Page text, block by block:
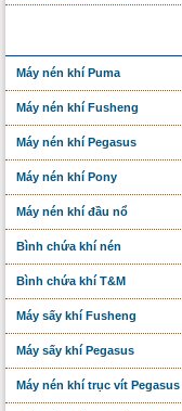
Máy nén khí Puma
Máy nén khí Fusheng
Máy nén khí Pegasus
Máy nén khí Pony
Máy nén khí đầu nổ
Bình chứa khí nén
Bình chứa khí T&M
Máy sấy khí Fusheng
Máy sấy khí Pegasus
Máy nén khí trục vít Pegasus